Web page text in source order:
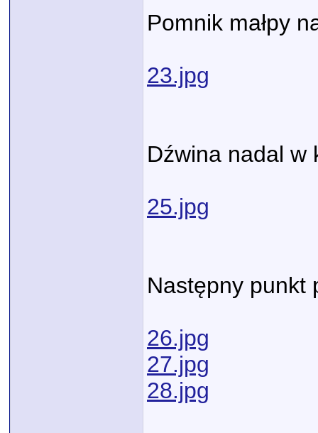
Pomnik małpy
23.jpg
Dźwina nadal w
25.jpg
Następny punkt
26.jpg
27.jpg
28.jpg